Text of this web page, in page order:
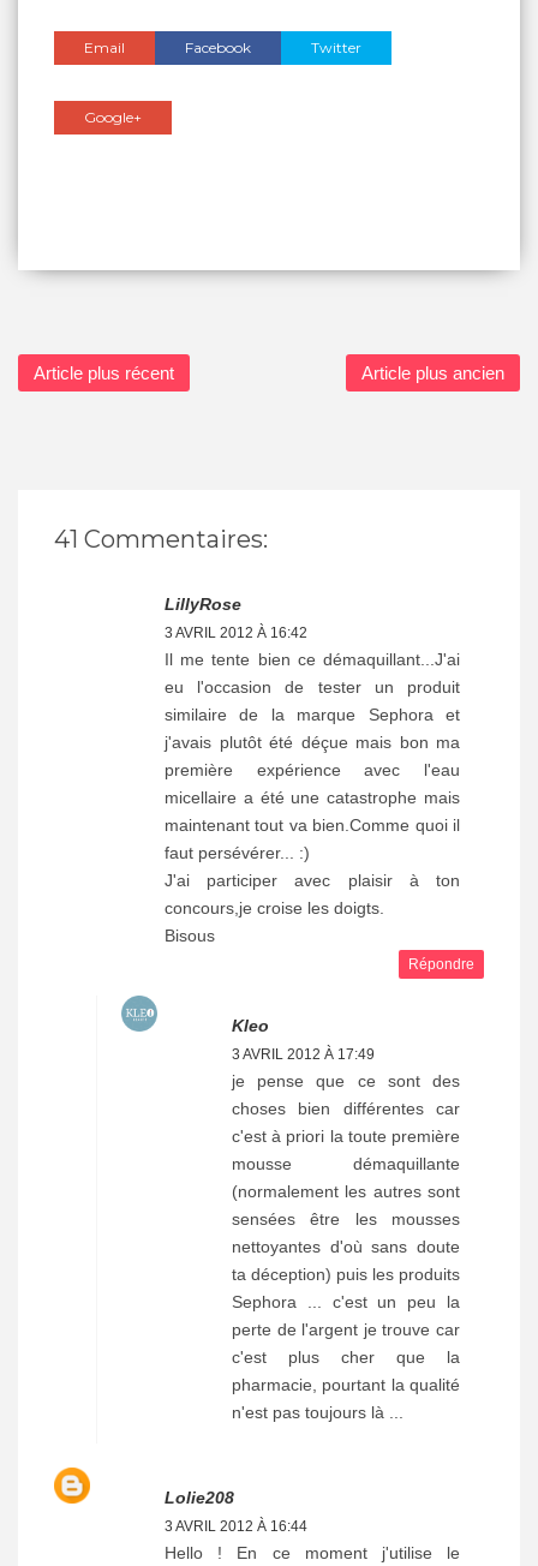
Email Facebook Twitter
Google+
Article plus récent Article plus ancien
41 Commentaires:
LillyRose
3 AVRIL 2012 À 16:42
Il me tente bien ce démaquillant...J'ai
eu l'occasion de tester un produit
similaire de la marque Sephora et
j'avais plutôt été déçue mais bon ma
première expérience avec l'eau
micellaire a été une catastrophe mais
maintenant tout va bien.Comme quoi il
faut persévérer... :)
J'ai participer avec plaisir à ton
concours,je croise les doigts.
Bisous
Répondre
Kleo
3 AVRIL 2012 À 17:49
je pense que ce sont des
choses bien différentes car
c'est à priori la toute première
mousse démaquillante
(normalement les autres sont
sensées être les mousses
nettoyantes d'où sans doute
ta déception) puis les produits
Sephora ... c'est un peu la
perte de l'argent je trouve car
c'est plus cher que la
pharmacie, pourtant la qualité
n'est pas toujours là ...
Lolie208
3 AVRIL 2012 À 16:44
Hello ! En ce moment j'utilise le